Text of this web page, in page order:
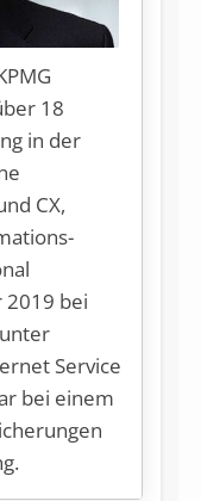
18
in der
CX,
2019 bei
Service
bei einem